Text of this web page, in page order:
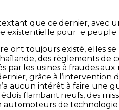
que ce dernier, avec
existentielle pour le peuple
toujours existé, elles se
des règlements de
les usines à fraudes aux
grâce à l’intervention
aucun intérêt à faire une
flambant neufs, des
automoteurs de technologie